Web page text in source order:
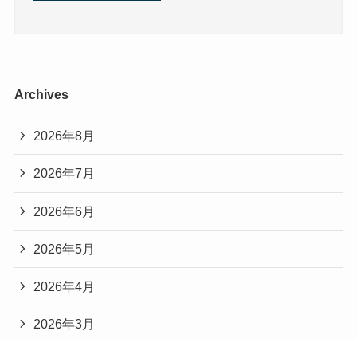
Archives
2026年8月
2026年7月
2026年6月
2026年5月
2026年4月
2026年3月